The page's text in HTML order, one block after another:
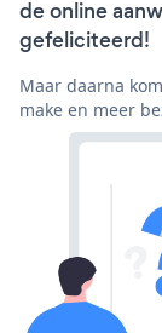
de online
gefeliciteerd!
Maar daarna
make en meer